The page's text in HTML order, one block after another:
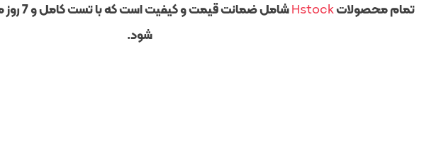
تمام محصولاتHstock
شامل
شود.